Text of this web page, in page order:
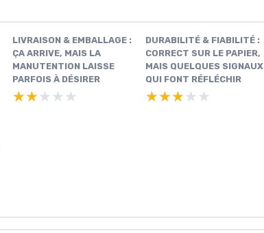
LIVRAISON & EMBALLAGE :
ÇA ARRIVE, MAIS LA
MANUTENTION LAISSE
PARFOIS À DÉSIRER
★★★★★
★★★★★
DURABILITÉ & FIABILITÉ :
CORRECT SUR LE PAPIER,
MAIS QUELQUES SIGNAUX
QUI FONT RÉFLÉCHIR
★★★★★
★★★★★